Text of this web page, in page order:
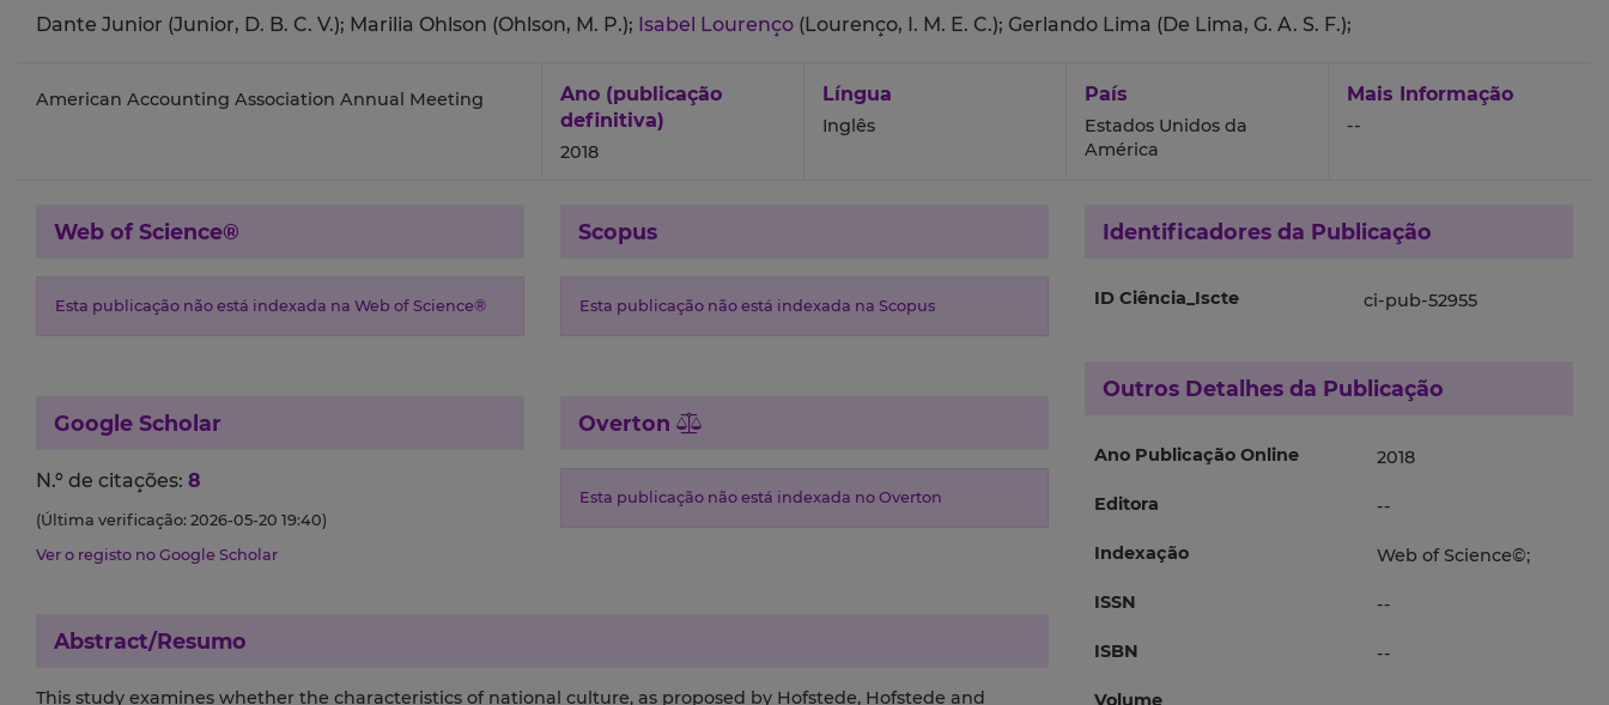
Dante Junior (Junior, D. B. C. V.); Marilia Ohlson (Ohlson, M. P.); Isabel Lourenço (Lourenço, I. M. E. C.); Gerlando Lima (De Lima, G. A. S. F.);
American Accounting Association Annual Meeting
Ano (publicação
definitiva)
2018
Língua
Inglês
País
Estados Unidos da
América
Mais Informação
--
Web of Science®
Esta publicação não está indexada na Web of Science®
Scopus
Esta publicação não está indexada na Scopus
Google Scholar
N.º de citações: 8
(Última verificação: 2026-05-20 19:40)
Ver o registo no Google Scholar
Overton
Esta publicação não está indexada no Overton
Abstract/Resumo
This study examines whether the characteristics of national culture, as proposed by Hofstede, Hofstede and
Identificadores da Publicação
ID Ciência_Iscte ci-pub-52955
Outros Detalhes da Publicação
Ano Publicação Online 2018
Editora --
Indexação Web of Science©;
ISSN --
ISBN --
Volume